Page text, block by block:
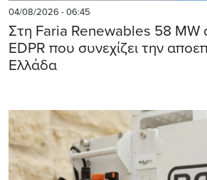
04/08/2026 - 06:45
Στη Faria Renewables 58 MW
EDPR που συνεχίζει την
Ελλάδα